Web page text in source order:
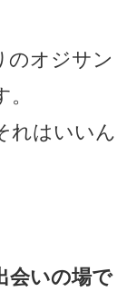
のオジサン
れはいいん
会いの場で